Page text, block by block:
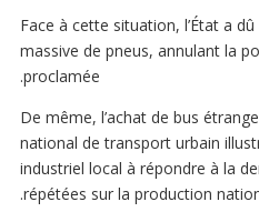
Face à cette situation, l’État a
massive de pneus, annulant la
proclamée.
De même, l’achat de bus
national de transport urbain
industriel local à répondre à la
répétées sur la production